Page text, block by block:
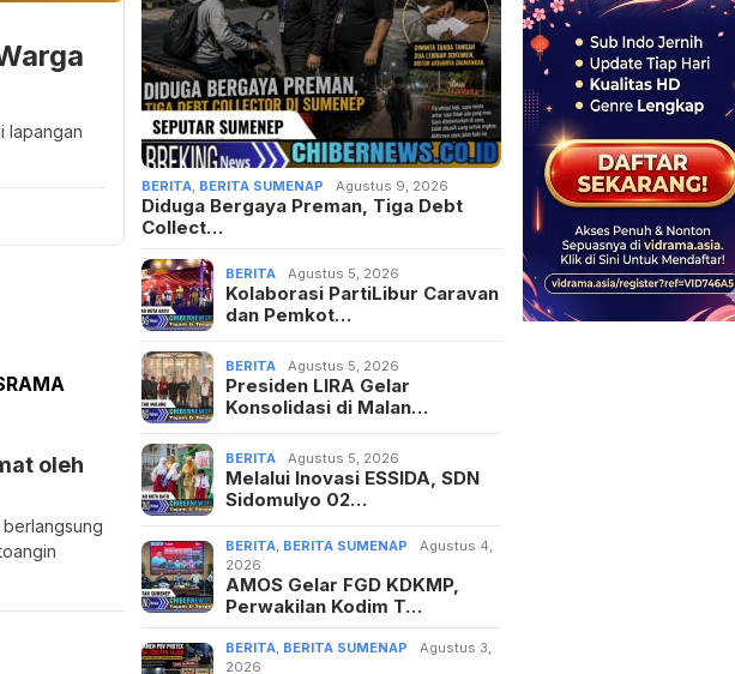
lapangan
oleh
berlangsung
BERITA BERITA SUMENAP Agustus 9, 2026
Diduga Bergaya Preman, Tiga Debt
Collect…
BERITA Agustus 5, 2026
Kolaborasi PartiLibur Caravan
dan Pemkot…
BERITA Agustus 5, 2026
Presiden LIRA Gelar
Konsolidasi di Malan…
BERITA Agustus 5, 2026
Melalui Inovasi ESSIDA, SDN
Sidomulyo 02…
BERITA BERITA SUMENAP
Agustus 4,
2026
AMOS Gelar FGD KDKMP,
Perwakilan Kodim T…
BERITA BERITA SUMENAP
Agustus 3,
2026